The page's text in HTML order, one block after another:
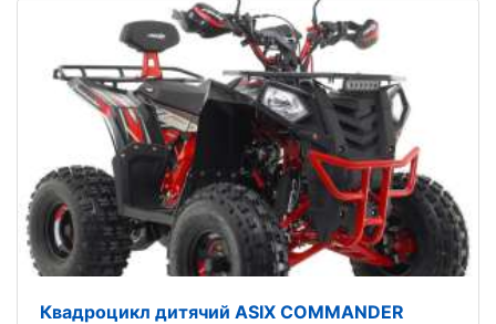
Квадроцикл дитячий ASIX COMMANDER